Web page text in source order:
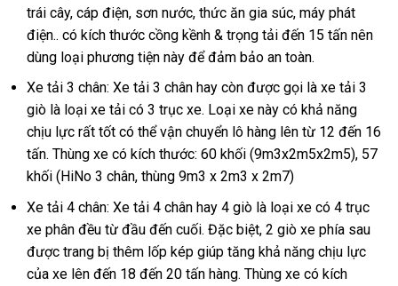
trái cây, cáp điện, sơn nước, thức ăn gia súc, máy phát
điện.. có kích thước cồng kềnh & trọng tải đến 15 tấn nên
dùng loại phương tiện này để đảm bảo an toàn.
Xe tải 3 chân: Xe tải 3 chân hay còn được gọi là xe tải 3
giò là loại xe tải có 3 trục xe. Loại xe này có khả năng
chịu lực rất tốt có thể vận chuyển lô hàng lên từ 12 đến 16
tấn. Thùng xe có kích thước: 60 khối (9m3x2m5x2m5), 57
khối (HiNo 3 chân, thùng 9m3 x 2m3 x 2m7)
Xe tải 4 chân: Xe tải 4 chân hay 4 giò là loại xe có 4 trục
xe phân đều từ đầu đến cuối. Đặc biệt, 2 giò xe phía sau
được trang bị thêm lốp kép giúp tăng khả năng chịu lực
của xe lên đến 18 đến 20 tấn hàng. Thùng xe có kích